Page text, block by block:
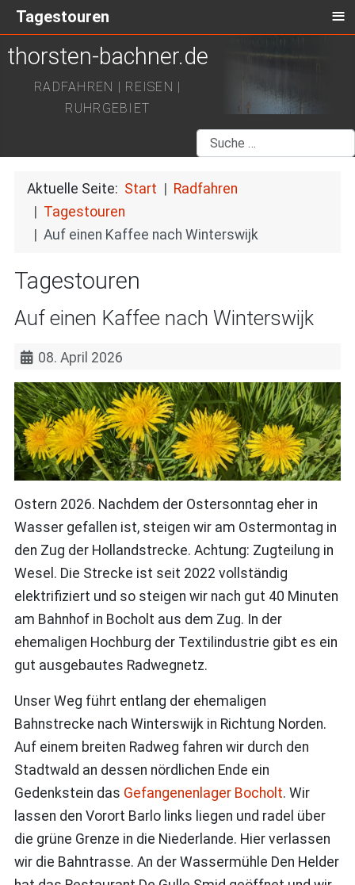
thorsten-bachner.de
RADFAHREN | REISEN |
RUHRGEBIET
Suchen
Aktuelle Seite: Start
Radfahren
Tagestouren
Auf einen Kaffee nach Winterswijk
Tagestouren
Auf einen Kaffee nach Winterswijk
08. April 2026
Ostern 2026. Nachdem der Ostersonntag eher in
Wasser gefallen ist, steigen wir am Ostermontag in
den Zug der Hollandstrecke. Achtung: Zugteilung in
Wesel. Die Strecke ist seit 2022 vollständig
elektrifiziert und so steigen wir nach gut 40 Minuten
am Bahnhof in Bocholt aus dem Zug. In der
ehemaligen Hochburg der Textilindustrie gibt es ein
gut ausgebautes Radwegnetz.
Unser Weg führt entlang der ehemaligen
Bahnstrecke nach Winterswijk in Richtung Norden.
Auf einem breiten Radweg fahren wir durch den
Stadtwald an dessen nördlichen Ende ein
Gedenkstein das Gefangenenlager Bocholt. Wir
lassen den Vorort Barlo links liegen und radel über
die grüne Grenze in die Niederlande. Hier verlassen
wir die Bahntrasse. An der Wassermühle Den Helder
Tagestouren ≡